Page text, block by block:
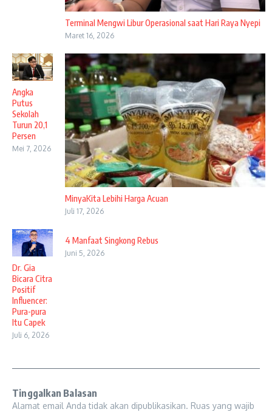
Terminal Mengwi Libur Operasional saat Hari Raya Nyepi
Maret 16, 2026
Angka
Putus
Sekolah
Turun 20,1
Persen
Mei 7, 2026
MinyaKita Lebihi Harga Acuan
Juli 17, 2026
Dr. Gia
Bicara Citra
Positif
Influencer:
Pura-pura
Itu Capek
Juli 6, 2026
4 Manfaat Singkong Rebus
Juni 5, 2026
Tinggalkan Balasan
Alamat email Anda tidak akan dipublikasikan. Ruas yang wajib